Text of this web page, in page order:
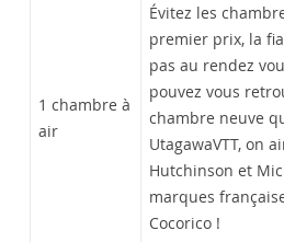
1 chambre à
air
Évitez les
premier prix, la
pas au rendez
pouvez vous
chambre neuve
UtagawaVTT, on
Hutchinson et
marques
Cocorico !